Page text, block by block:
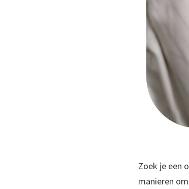
Zoek je een
manieren